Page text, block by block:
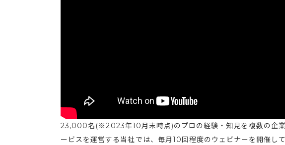
23,000名(※2023年10月末時点)のプロの経験・知見を複数の企
ービスを運営する当社では、毎月10回程度のウェビナーを開催して